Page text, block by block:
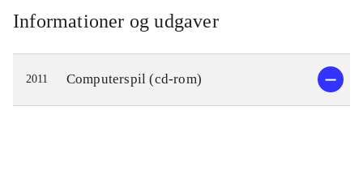
Informationer og udgaver
2011 Computerspil (cd-rom)